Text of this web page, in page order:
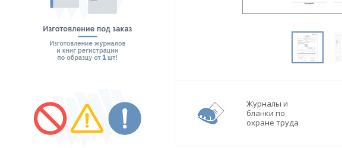
Журналы и
бланки по
охране труда